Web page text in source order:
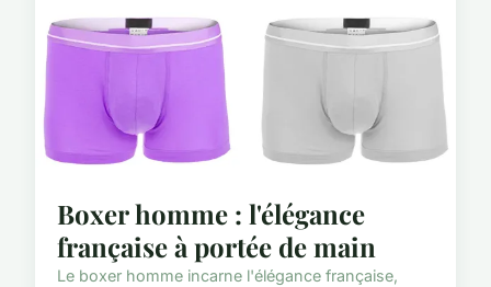
Boxer homme : l'élégance
française à portée de main
Le boxer homme incarne l'élégance française,